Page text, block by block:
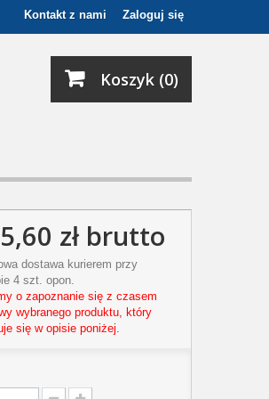
Zaloguj się
Kontakt z nami
Koszyk (0)
złbrutto
dostawa kurierem przy
4 szt. opon.
o zapoznanie się z czasem
wybranego produktu, który
się w opisie poniżej.